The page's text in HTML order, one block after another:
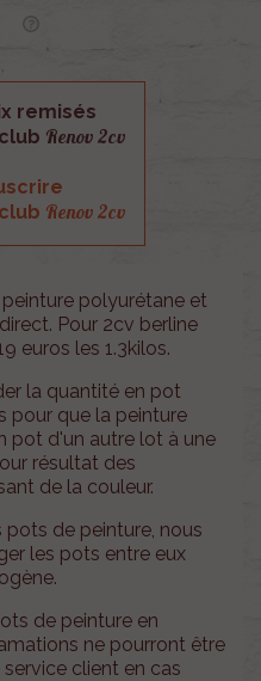
remisés
Renov 2cv
Renov 2cv
polyurétane et
Pour 2cv berline
euros les 1.3kilos.
la quantité en pot
pour que la peinture
pot d'un autre lot à une
résultat des
de la couleur.
de peinture, nous
les pots entre eux
de peinture en
ne pourront être
client en cas